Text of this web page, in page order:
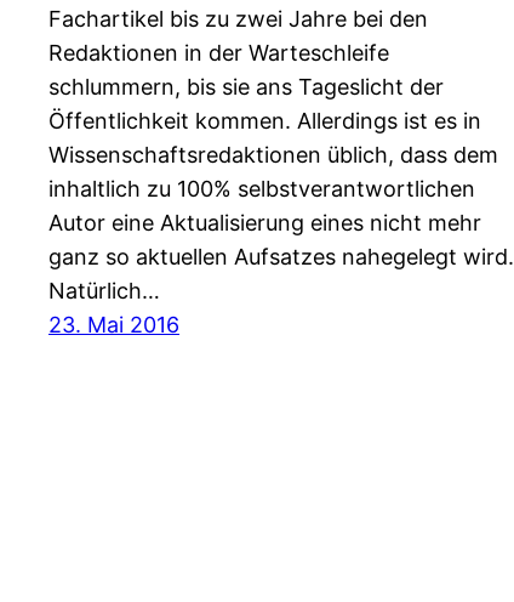
Fachartikel bis zu zwei Jahre bei den
Redaktionen in der Warteschleife
schlummern, bis sie ans Tageslicht der
Öffentlichkeit kommen. Allerdings ist es in
Wissenschaftsredaktionen üblich, dass dem
inhaltlich zu 100% selbstverantwortlichen
Autor eine Aktualisierung eines nicht mehr
ganz so aktuellen Aufsatzes nahegelegt wird.
Natürlich…
23. Mai 2016